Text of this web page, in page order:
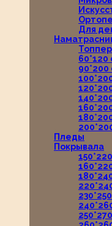
Для
Топпер
60*120
90*200
Пледы
Покрывала